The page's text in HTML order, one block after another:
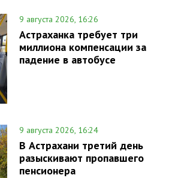
9 августа 2026, 16:26
Астраханка требует три
миллиона компенсации за
падение в автобусе
9 августа 2026, 16:24
В Астрахани третий день
разыскивают пропавшего
пенсионера